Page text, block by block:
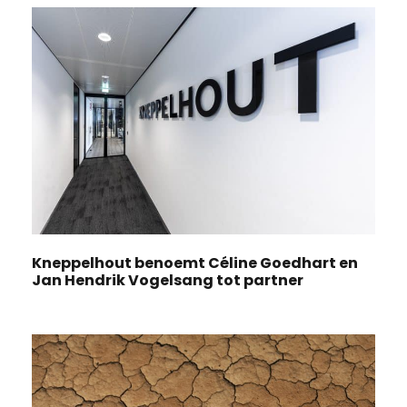
Kneppelhout benoemt Céline Goedhart en
Jan Hendrik Vogelsang tot partner